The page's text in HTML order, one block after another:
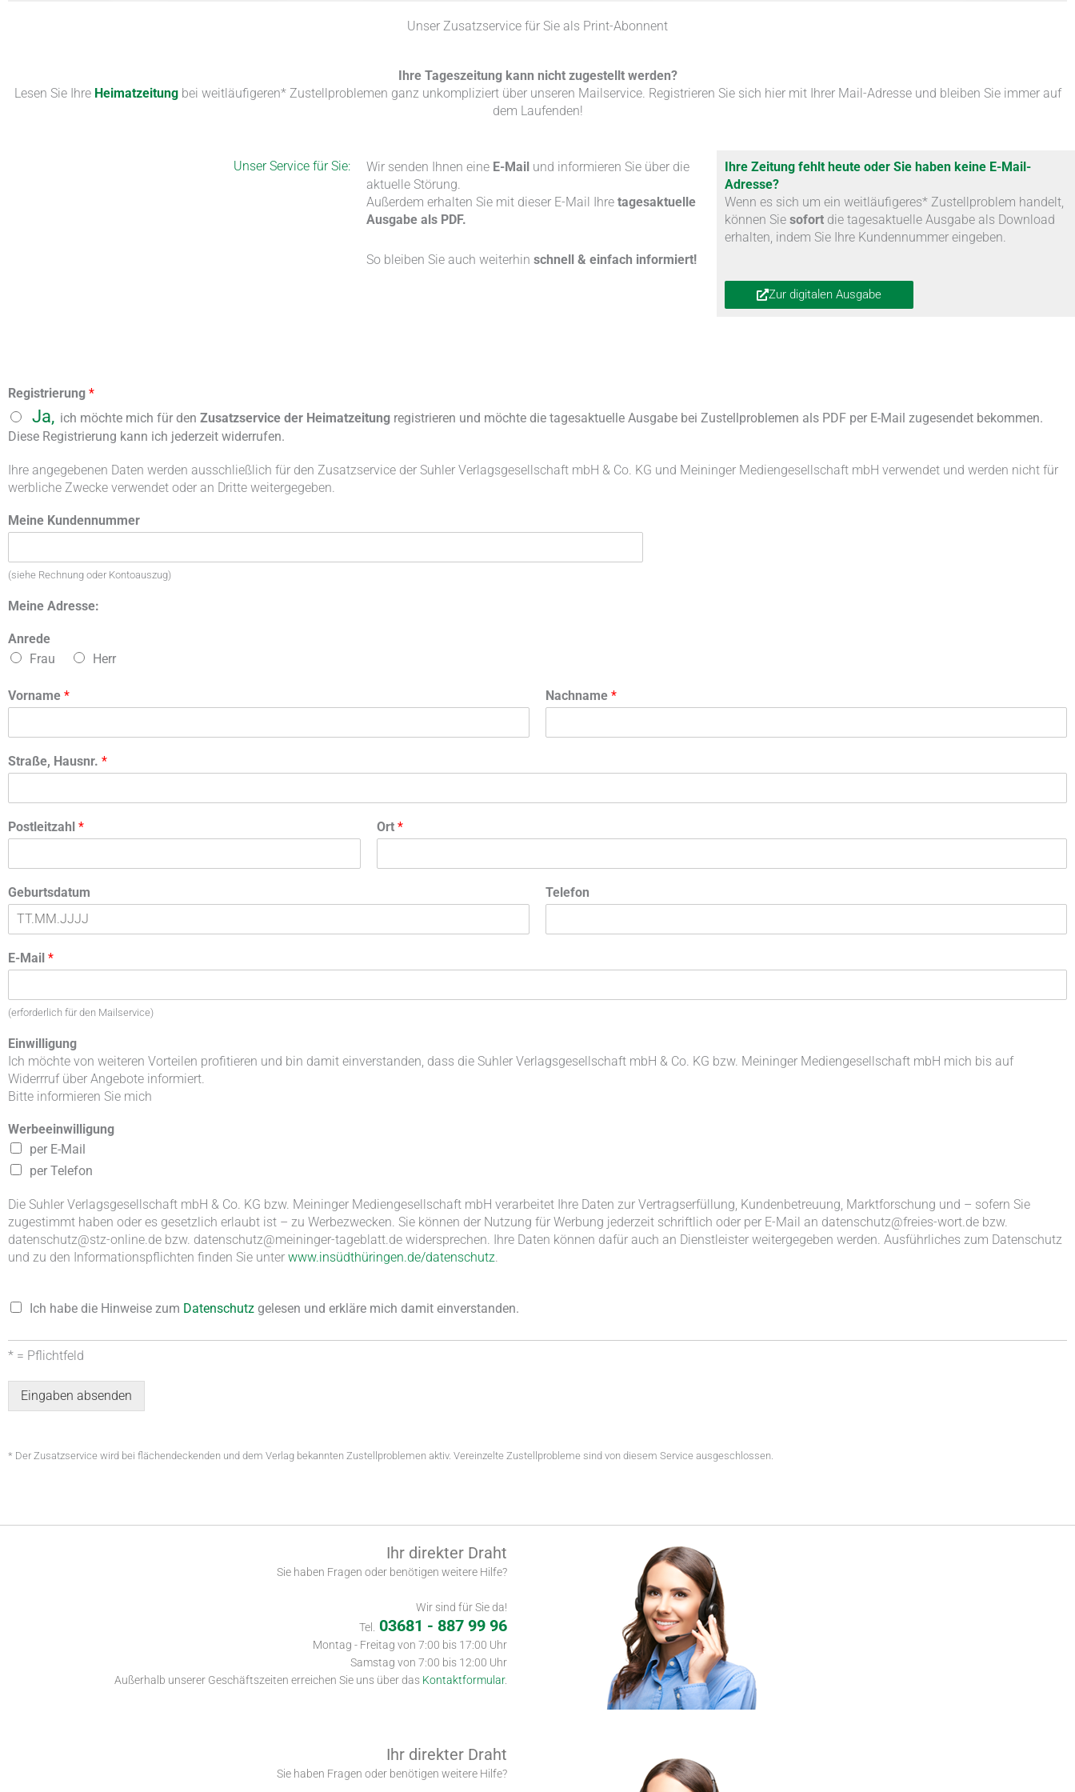
Unser Zusatzservice für Sie als Print-Abonnent
Ihre Tageszeitung kann nicht zugestellt werden?
Lesen Sie Ihre Heimatzeitung bei weitläufigeren* Zustellproblemen ganz unkompliziert über unseren Mailservice. Registrieren Sie sich hier mit Ihrer Mail-Adresse und bleiben Sie immer auf
dem Laufenden!
Unser Service für Sie: Wir senden Ihnen eine E-Mailund informieren Sie über die
aktuelle Störung.
Außerdem erhalten Sie mit dieser E-Mail Ihre tagesaktuelle
Ausgabe als PDF.
So bleiben Sie auch weiterhin schnell & einfach informiert!
Ihre Zeitung fehlt heute oder Sie haben keine E-Mail-
Adresse?
Wenn es sich um ein weitläufigeres* Zustellproblem handelt,
können Sie sofortdie tagesaktuelle Ausgabe als Download
erhalten, indem Sie Ihre Kundennummer eingeben.
Zur digitalen Ausgabe
Registrierung *
Ja, ich möchte mich für den Zusatzservice der Heimatzeitung registrieren und möchte die tagesaktuelle Ausgabe bei Zustellproblemen als PDF per E-Mail zugesendet bekommen.
Diese Registrierung kann ich jederzeit widerrufen.
Ihre angegebenen Daten werden ausschließlich für den Zusatzservice der Suhler Verlagsgesellschaft mbH & Co. KG und Meininger Mediengesellschaft mbH verwendet und werden nicht für
werbliche Zwecke verwendet oder an Dritte weitergegeben.
Meine Kundennummer
(siehe Rechnung oder Kontoauszug)
Meine Adresse:
Anrede
Frau
Herr
Vorname * Nachname *
Straße, Hausnr. *
Postleitzahl * Ort*
Geburtsdatum Telefon
E-Mail *
(erforderlich für den Mailservice)
Einwilligung
Ich möchte von weiteren Vorteilen profitieren und bin damit einverstanden, dass die Suhler Verlagsgesellschaft mbH & Co. KG bzw. Meininger Mediengesellschaft mbH mich bis auf
Widerrruf über Angebote informiert.
Bitte informieren Sie mich
Werbeeinwilligung
per E-Mail
per Telefon
Die Suhler Verlagsgesellschaft mbH & Co. KG bzw. Meininger Mediengesellschaft mbH verarbeitet Ihre Daten zur Vertragserfüllung, Kundenbetreuung, Marktforschung und – sofern Sie
zugestimmt haben oder es gesetzlich erlaubt ist – zu Werbezwecken. Sie können der Nutzung für Werbung jederzeit schriftlich oder per E-Mail an datenschutz@freies-wort.de bzw.
datenschutz@stz-online.de bzw. datenschutz@meininger-tageblatt.de widersprechen. Ihre Daten können dafür auch an Dienstleister weitergegeben werden. Ausführliches zum Datenschutz
und zu den Informationspflichten finden Sie unter www.insüdthüringen.de/datenschutz.
D
t
e
t
Ich habe die Hinweise zum Datenschutz gelesen und erkläre mich damit einverstanden.
* = Pflichtfeld
Eingaben absenden
* Der Zusatzservice wird bei flächendeckenden und dem Verlag bekannten Zustellproblemen aktiv. Vereinzelte Zustellprobleme sind von diesem Service ausgeschlossen.
Ihr direkter Draht
Sie haben Fragen oder benötigen weitere Hilfe?
Wir sind für Sie da!
Tel. 03681 - 887 99 96
Montag - Freitag von 7:00 bis 17:00 Uhr
Samstag von 7:00 bis 12:00 Uhr
Außerhalb unserer Geschäftszeiten erreichen Sie uns über das Kontaktformular.
Ihr direkter Draht
Sie haben Fragen oder benötigen weitere Hilfe?